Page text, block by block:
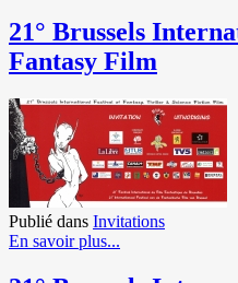
21° Brussels
Fantasy Film
Publié dans Invitations
En savoir plus...